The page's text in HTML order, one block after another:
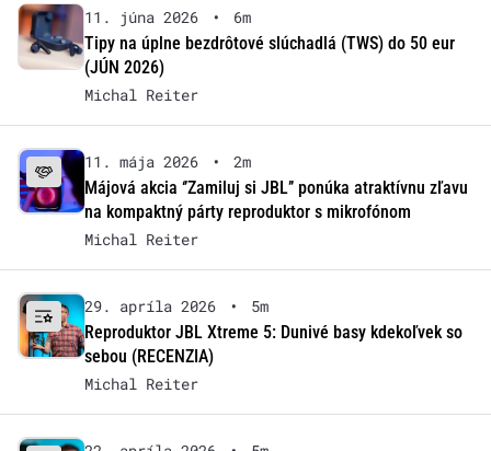
11. júna 2026 •
6m
Tipy na úplne bezdrôtové slúchadlá (TWS) do 50 eur
(JÚN 2026)
Michal Reiter
11. mája 2026 •
2m
Májová akcia ‘’Zamiluj si JBL’’ ponúka atraktívnu zľavu
na kompaktný párty reproduktor s mikrofónom
Michal Reiter
29. apríla 2026 •
5m
Reproduktor JBL Xtreme 5: Dunivé basy kdekoľvek so
sebou (RECENZIA)
Michal Reiter